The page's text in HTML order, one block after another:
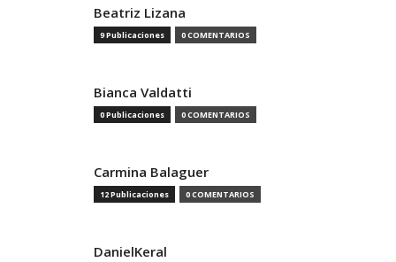
Beatriz Lizana
9 Publicaciones 0 COMENTARIOS
Bianca Valdatti
0 Publicaciones 0 COMENTARIOS
Carmina Balaguer
12 Publicaciones 0 COMENTARIOS
DanielKeral